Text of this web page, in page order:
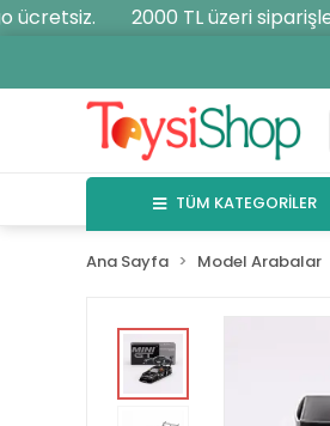
2000 TL üzeri
TÜM KATEGORİLER
Ana Sayfa Model Arabalar